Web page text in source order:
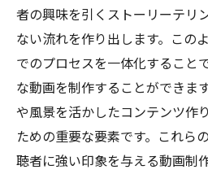
者の興味を引くストーリーテリ
ない流れを作り出します。この
でのプロセスを一体化すること
な動画を制作することができま
や風景を活かしたコンテンツ作
ための重要な要素です。これら
聴者に強い印象を与える動画制